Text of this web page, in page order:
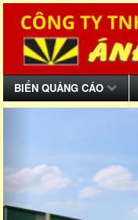
BIỂN QUẢNG CÁO